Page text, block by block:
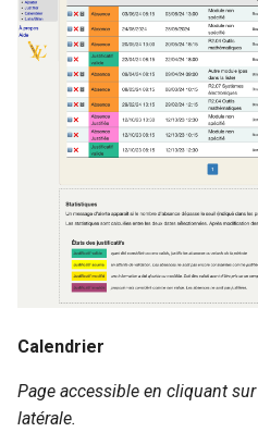
Calendrier
Page accessible en cliquant sur
latérale.